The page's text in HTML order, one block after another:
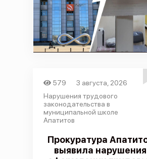
579
3 августа, 2026
Нарушения трудового
законодательства в
муниципальной школе
Апатитов
Прокуратура
выявила нарушения